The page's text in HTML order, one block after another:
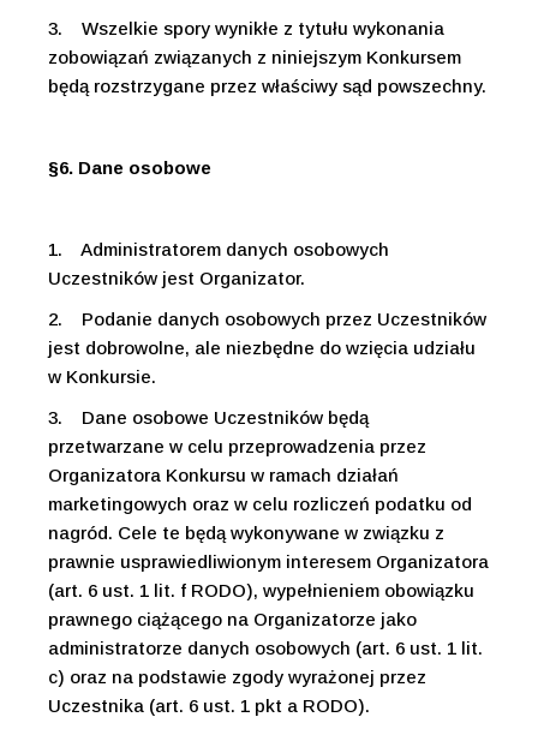
3.
Wszelkie spory wynikłe z tytułu wykonania
zobowiązań związanych z niniejszym Konkursem
będą rozstrzygane przez właściwy sąd powszechny.
§6. Dane osobowe
1.
Administratorem danych osobowych
Uczestników jest Organizator.
2.
Podanie danych osobowych przez Uczestników
jest dobrowolne, ale niezbędne do wzięcia udziału
w Konkursie.
3.
Dane osobowe Uczestników będą
przetwarzane w celu przeprowadzenia przez
Organizatora Konkursu w ramach działań
marketingowych oraz w celu rozliczeń podatku od
nagród. Cele te będą wykonywane w związku z
prawnie usprawiedliwionym interesem Organizatora
(art. 6 ust. 1 lit. f RODO), wypełnieniem obowiązku
prawnego ciążącego na Organizatorze jako
administratorze danych osobowych (art. 6 ust. 1 lit.
c) oraz na podstawie zgody wyrażonej przez
Uczestnika (art. 6 ust. 1 pkt a RODO).